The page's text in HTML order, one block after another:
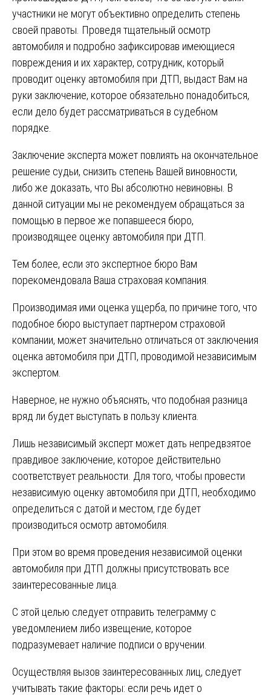
участники не могут объективно определить степень
своей правоты. Проведя тщательный осмотр
автомобиля и подробно зафиксировав имеющиеся
повреждения и их характер, сотрудник, который
проводит оценку автомобиля при ДТП, выдаст Вам на
руки заключение, которое обязательно понадобиться,
если дело будет рассматриваться в судебном
порядке.
Заключение эксперта может повлиять на окончательное
решение судьи, снизить степень Вашей виновности,
либо же доказать, что Вы абсолютно невиновны. В
данной ситуации мы не рекомендуем обращаться за
помощью в первое же попавшееся бюро,
производящее оценку автомобиля при ДТП.
Тем более, если это экспертное бюро Вам
порекомендовала Ваша страховая компания.
Производимая ими оценка ущерба, по причине того, что
подобное бюро выступает партнером страховой
компании, может значительно отличаться от заключения
оценка автомобиля при ДТП, проводимой независимым
экспертом.
Наверное, не нужно объяснять, что подобная разница
вряд ли будет выступать в пользу клиента.
Лишь независимый эксперт может дать непредвзятое
правдивое заключение, которое действительно
соответствует реальности. Для того, чтобы провести
независимую оценку автомобиля при ДТП, необходимо
определиться с датой и местом, где будет
производиться осмотр автомобиля.
При этом во время проведения независимой оценки
автомобиля при ДТП должны присутствовать все
заинтересованные лица.
С этой целью следует отправить телеграмму с
уведомлением либо извещение, которое
подразумевает наличие подписи о вручении.
Осуществляя вызов заинтересованных лиц, следует
учитывать такие факторы: если речь идет о